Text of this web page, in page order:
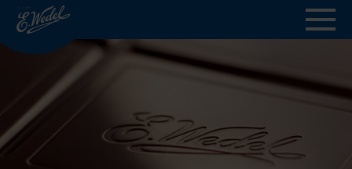
Wedel.pl
strona
główna